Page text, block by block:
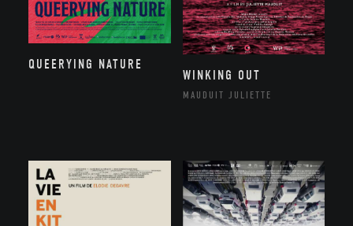
QUEERYING NATURE
WINKING OUT
MAUDUIT JULIETTE